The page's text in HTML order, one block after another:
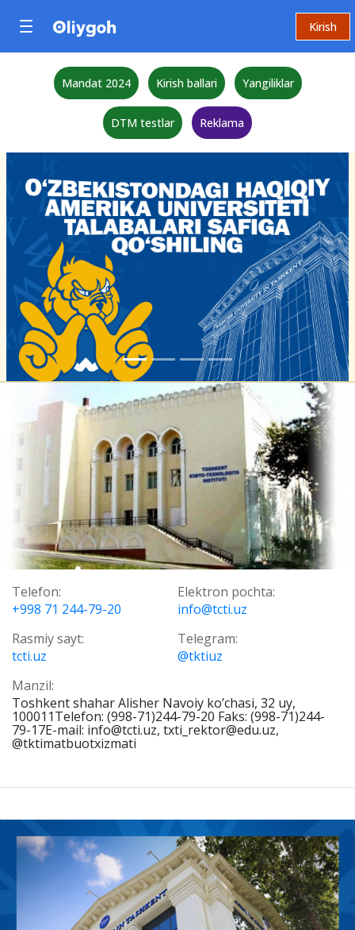
Kirish
Mandat 2024 Kirish ballari Yangiliklar
DTM testlar Reklama
Telefon:
+998 71 244-79-20
Elektron pochta:
info@tcti.uz
Rasmiy sayt:
tcti.uz
Telegram:
@tktiuz
Manzil:
Toshkent shahar Alisher Navoiy ko’chasi, 32 uy,
100011Telefon: (998-71)244-79-20 Faks: (998-71)244-
79-17E-mail: info@tcti.uz, txti_rektor@edu.uz,
@tktimatbuotxizmati